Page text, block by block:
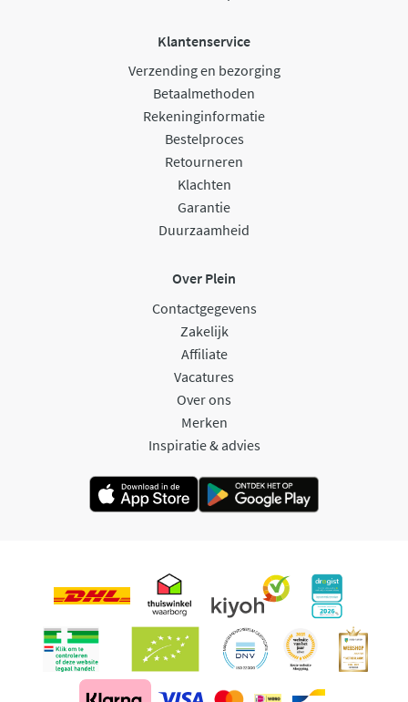
Klantenservice
Verzending en bezorging
Betaalmethoden
Rekeninginformatie
Bestelproces
Retourneren
Klachten
Garantie
Duurzaamheid
Over Plein
Contactgegevens
Zakelijk
Affiliate
Vacatures
Over ons
Merken
Inspiratie & advies